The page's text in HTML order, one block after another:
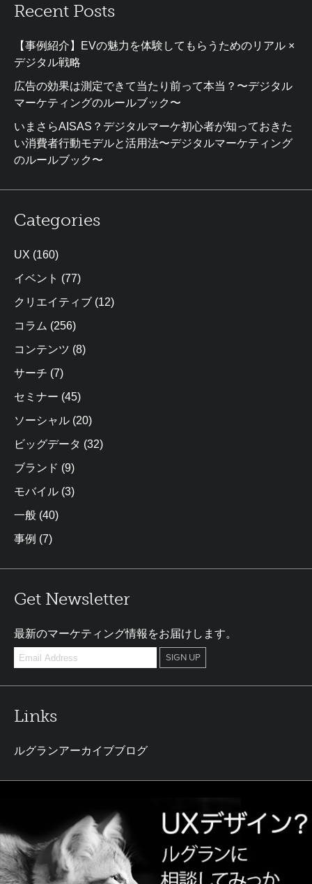
Recent Posts
【事例紹介】EVの魅力を体験してもらうためのリアル ×
デジタル戦略
広告の効果は測定できて当たり前って本当？〜デジタル
マーケティングのルールブック〜
いまさらAISAS？デジタルマーケ初心者が知っておきた
い消費者行動モデルと活用法〜デジタルマーケティング
のルールブック〜
Categories
UX (160)
イベント (77)
クリエイティブ (12)
コラム (256)
コンテンツ (8)
サーチ (7)
セミナー (45)
ソーシャル (20)
ビッグデータ (32)
ブランド (9)
モバイル (3)
一般 (40)
事例 (7)
Get Newsletter
最新のマーケティング情報をお届けします。
Links
ルグランアーカイブブログ